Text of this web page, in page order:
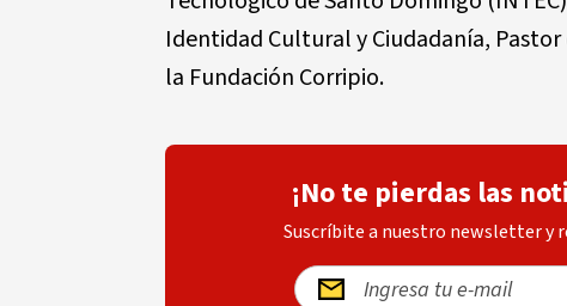
Identidad Cultural y Ciudadanía,
la Fundación Corripio.
¡No te pierdas las
Suscríbite a nuestro newsletter y